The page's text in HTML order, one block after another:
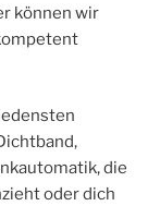
können wir
die
oder dich